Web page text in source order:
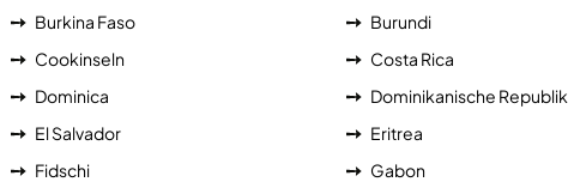
Burkina Faso
Burundi
Cookinseln
Costa Rica
Dominica
Dominikanische Republik
El Salvador
Eritrea
Fidschi
Gabon